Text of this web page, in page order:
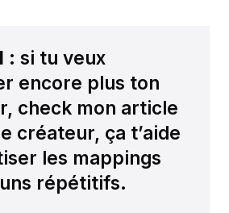
: si tu veux
encore plus ton
check mon article
créateur, ça t’aide
les mappings
répétitifs.